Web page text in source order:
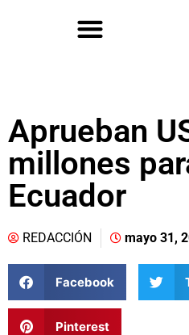
Aprueban
millones
Ecuador
REDACCIÓN mayo 31,
Facebook
Pinterest